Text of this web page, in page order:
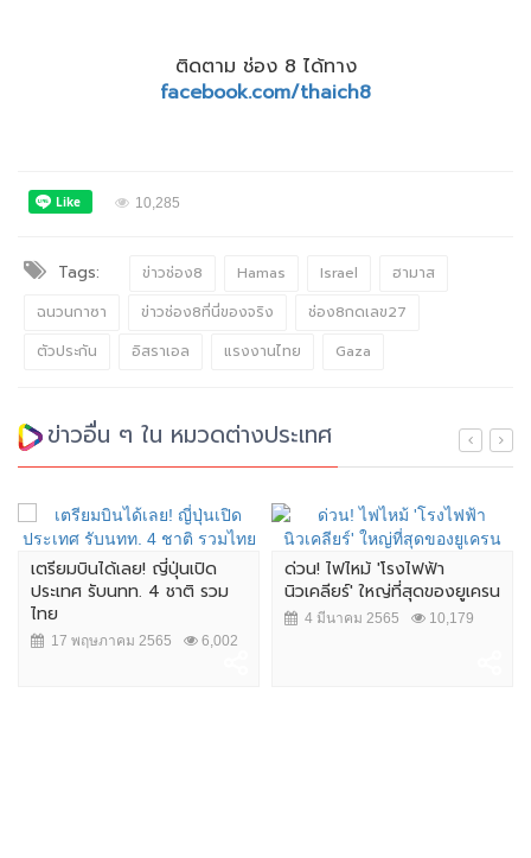
ติดตาม ช่อง 8 ได้ทาง
facebook.com/thaich8
10,285
Tags: ข่าวช่อง8 Hamas Israel
ฮามาส
ฉนวนกาซา
ข่าวช่อง8ที่นี่ของจริง
ช่อง8กดเลข27
ตัวประกัน
อิสราเอล แรงงานไทย Gaza
ข่าวอื่น ๆ ใน หมวดต่างประเทศ
เตรียมบินได้เลย! ญี่ปุ่นเปิด
ประเทศ รับนทท. 4 ชาติ รวม
ไทย
17 พฤษภาคม 2565 6,002
ด่วน! ไฟไหม้ 'โรงไฟฟ้า
นิวเคลียร์' ใหญ่ที่สุดของยูเครน
4 มีนาคม 2565 10,179